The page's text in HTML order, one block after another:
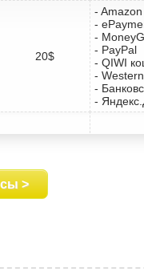
20$
-
-
-
- PayPal
- QIWI
-
-
-
>